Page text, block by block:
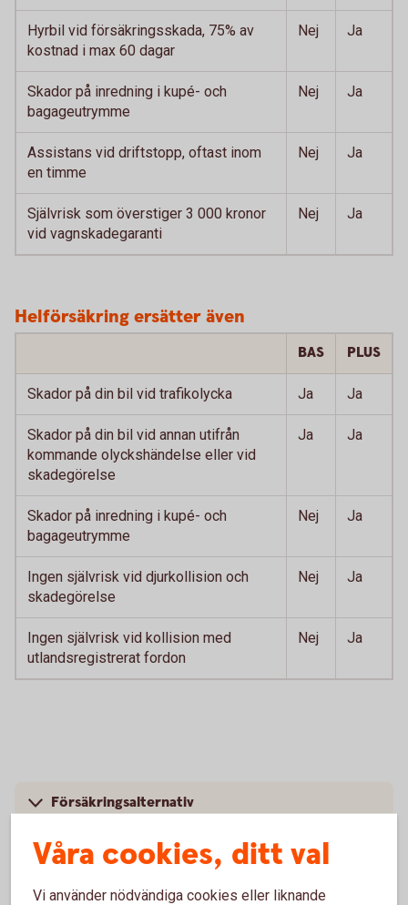
Hyrbil vid försäkringsskada, 75% av
kostnad i max 60 dagar
Nej Ja
Skador på inredning i kupé- och
bagageutrymme
Nej Ja
Assistans vid driftstopp, oftast inom
en timme
Nej Ja
Självrisk som överstiger 3 000 kronor
vid vagnskadegaranti
Nej Ja
Helförsäkring ersätter även
BAS PLUS
Skador på din bil vid trafikolycka Ja Ja
Skador på din bil vid annan utifrån
kommande olyckshändelse eller vid
skadegörelse
Ja Ja
Skador på inredning i kupé- och
bagageutrymme
Nej Ja
Ingen självrisk vid djurkollision och
skadegörelse
Nej Ja
Ingen självrisk vid kollision med
utlandsregistrerat fordon
Nej Ja
Försäkringsalternativ
Pris
Välj rätt bilförsäkring
Våra cookies, ditt val
Vi använder nödvändiga cookies eller liknande